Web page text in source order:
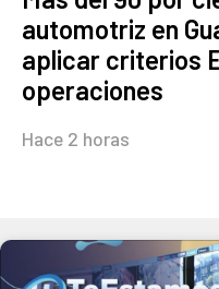
automotriz en
aplicar criterios
operaciones
Hace 2 horas